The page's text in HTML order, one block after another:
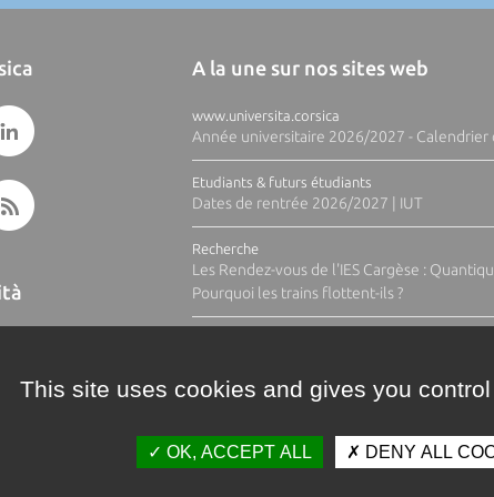
A la une sur nos sites web
www.universita.corsica
Année universitaire 2026/2027 - Calendrier
Etudiants & futurs étudiants
Dates de rentrée 2026/2027 | IUT
Recherche
Les Rendez-vous de l'IES Cargèse :
Pourquoi les trains flottent-ils ?
This site uses cookies and gives you
OK, ACCEPT ALL DENY ALL